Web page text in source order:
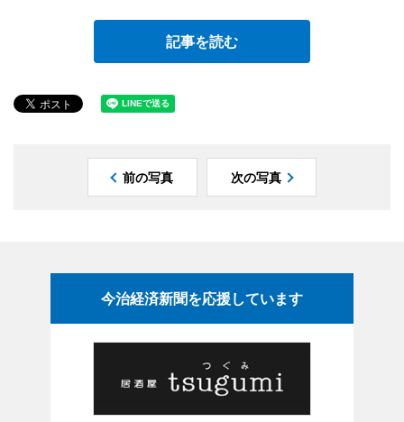
記事を読む
前の写真 次の写真
今治経済新聞を応援しています